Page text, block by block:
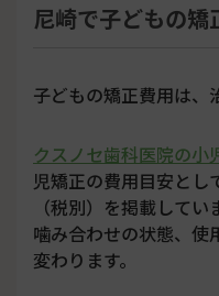
尼崎で子どもの矯
子どもの矯正費用は、
クスノセ歯科医院の小
児矯正の費用目安と
（税別）を掲載して
噛み合わせの状態、使
変わります。